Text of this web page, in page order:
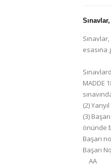
esasına
MADDE
(2)
(3)
önünde
Başarı
Başarı